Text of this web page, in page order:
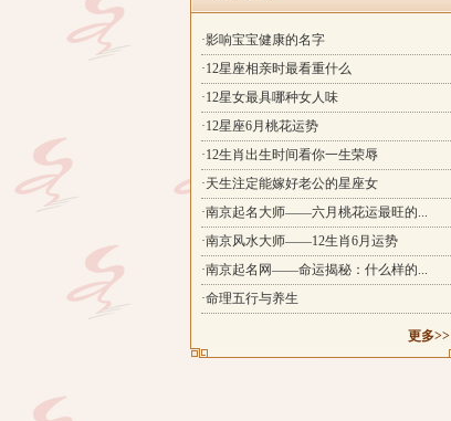
·影响宝宝健康的名字
·12星座相亲时最看重什么
·12星女最具哪种女人味
·12星座6月桃花运势
·12生肖出生时间看你一生荣辱
·天生注定能嫁好老公的星座女
·南京起名大师——六月桃花运最旺的...
·南京风水大师——12生肖6月运势
·南京起名网——命运揭秘：什么样的...
·命理五行与养生
更多>>